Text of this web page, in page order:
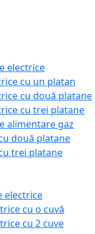
electrice
cu un platan
cu două platane
cu trei platane
alimentare gaz
două platane
trei platane
electrice
cu o cuvă
cu 2 cuve